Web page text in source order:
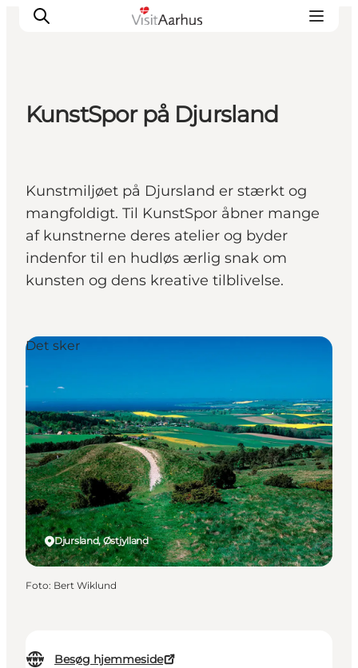
Byer og steder
Planlæg ferien
Transport
KunstSpor på Djursland
Kunstmiljøet på Djursland er stærkt og
mangfoldigt. Til KunstSpor åbner mange
af kunstnerne deres atelier og byder
indenfor til en hudløs ærlig snak om
kunsten og dens kreative tilblivelse.
Besøg hjemmeside
Djursland, Østjylland
Det sker
Foto: Bert Wiklund